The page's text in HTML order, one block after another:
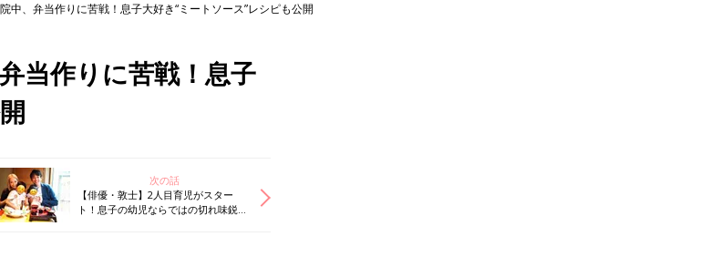
中、弁当作りに苦戦！息子大好き“ミートソース”レシピも公開
当作りに苦戦！息子
次の話
【俳優・敦士】2人目育児がスター
ト！息子の幼児ならではの切れ味鋭い